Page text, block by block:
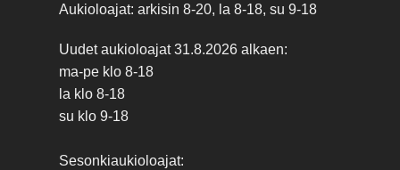
Aukioloajat: arkisin 8-20, la 8-18, su 9-18
Uudet aukioloajat 31.8.2026 alkaen:
ma-pe klo 8-18
la klo 8-18
su klo 9-18
Sesonkiaukioloajat: